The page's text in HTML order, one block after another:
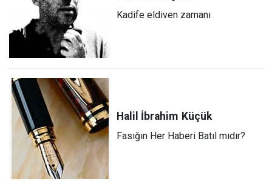
Kadife eldiven zamanı
Halil İbrahim Küçük
Fasığın Her Haberi Batıl mıdır?